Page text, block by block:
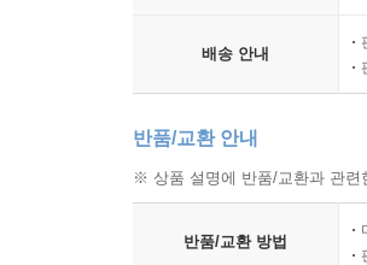
“나는 그때 기분 나쁜 꿈을
가정주부로 일하는 주인공
초등학생 아들이 자는 동안
피곤하지도 않고 몸에 무리
배송 안내
반품/교환 안내
※ 상품 설명에 반품/교환과 관련
반품/교환 방법